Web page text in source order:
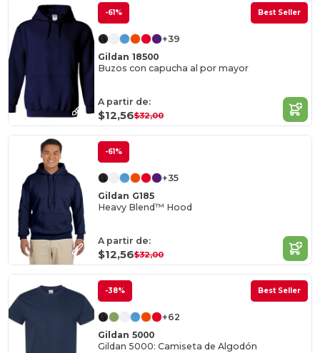
-61% Best Seller
+39
Gildan 18500
Buzos con capucha al por mayor
A partir de:
$12,56$32,00
-61%
+35
Gildan G185
Heavy Blend™ Hood
A partir de:
$12,56$32,00
-38% Best Seller
+62
Gildan 5000
Gildan 5000: Camiseta de Algodón